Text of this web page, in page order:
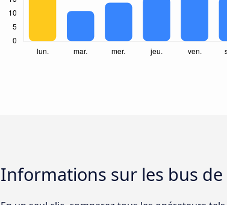
Informations sur les bus